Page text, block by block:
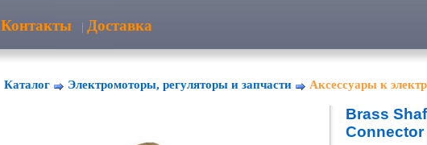
Контакты | Доставка
Каталог Электромоторы, регуляторы и запчасти Аксессуары к
Brass
Connector